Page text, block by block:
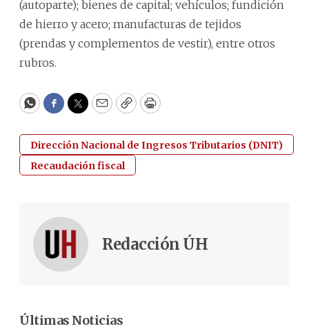
(autoparte); bienes de capital; vehículos; fundición
de hierro y acero; manufacturas de tejidos
(prendas y complementos de vestir), entre otros
rubros.
WhatsApp
Facebook
Twitter
EmailCopyPrint
Dirección Nacional de Ingresos Tributarios (DNIT)
Recaudación fiscal
Redacción ÚH
Últimas Noticias